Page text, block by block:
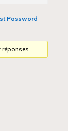
Password
réponses.